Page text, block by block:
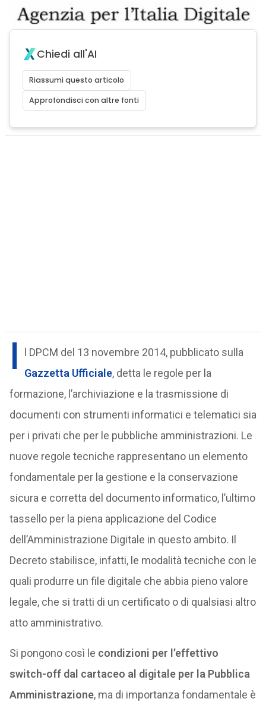
Chiedi all'AI
Riassumi questo articolo
Approfondisci con altre fonti
I
l DPCM del 13 novembre 2014, pubblicato sulla
Gazzetta Ufficiale, detta le regole per la
formazione, l’archiviazione e la trasmissione di
documenti con strumenti informatici e telematici sia
per i privati che per le pubbliche amministrazioni. Le
nuove regole tecniche rappresentano un elemento
fondamentale per la gestione e la conservazione
sicura e corretta del documento informatico, l’ultimo
tassello per la piena applicazione del Codice
dell’Amministrazione Digitale in questo ambito. Il
Decreto stabilisce, infatti, le modalità tecniche con le
quali produrre un file digitale che abbia pieno valore
legale, che si tratti di un certificato o di qualsiasi altro
atto amministrativo.
Si pongono così le condizioni per l’effettivo
switch-off dal cartaceo al digitale per la Pubblica
Amministrazione, ma di importanza fondamentale è